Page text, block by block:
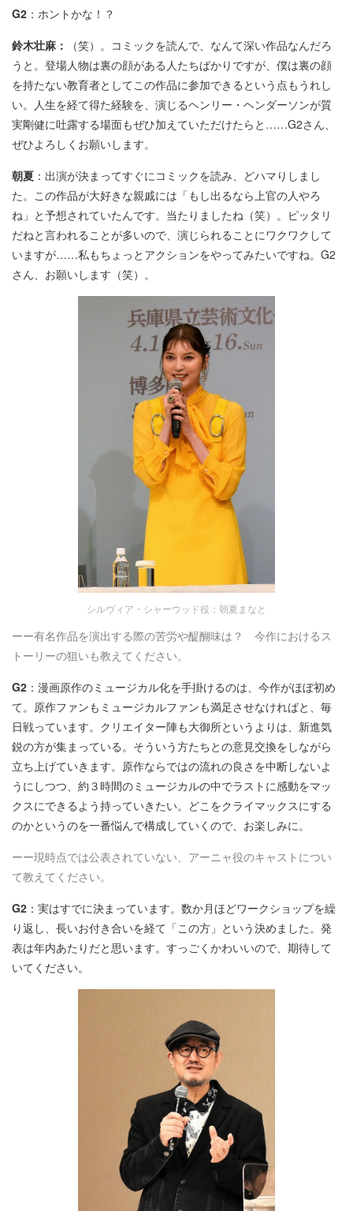
G2 ：ホントかな！？
鈴木壮麻：
（笑）。コミックを読んで、なんて深い作品なんだろ
うと。登場人物は裏の顔がある人たちばかりですが、僕は裏の顔
を持たない教育者としてこの作品に参加できるという点もうれし
い。人生を経て得た経験を、演じるヘンリー・ヘンダーソンが質
実剛健に吐露する場面もぜひ加えていただけたらと……G2さん、
ぜひよろしくお願いします。
朝夏 ：出演が決まってすぐにコミックを読み、どハマりしまし
た。この作品が大好きな親戚には「もし出るなら上官の人やろ
ね」と予想されていたんです。当たりましたね（笑）。ピッタリ
だねと言われることが多いので、演じられることにワクワクして
いますが……私もちょっとアクションをやってみたいですね。G2
さん、お願いします（笑）。
シルヴィア・シャーウッド役：朝夏まなと
ーー有名作品を演出する際の苦労や醍醐味は？ 今作におけるス
トーリーの狙いも教えてください。
G2 ：漫画原作のミュージカル化を手掛けるのは、今作がほぼ初め
て。原作ファンもミュージカルファンも満足させなければと、毎
日戦っています。クリエイター陣も大御所というよりは、新進気
鋭の方が集まっている。そういう方たちとの意見交換をしながら
立ち上げていきます。原作ならではの流れの良さを中断しないよ
うにしつつ、約３時間のミュージカルの中でラストに感動をマッ
クスにできるよう持っていきたい。どこをクライマックスにする
のかというのを一番悩んで構成していくので、お楽しみに。
ーー現時点では公表されていない、アーニャ役のキャストについ
て教えてください。
G2 ：実はすでに決まっています。数か月ほどワークショップを繰
り返し、長いお付き合いを経て「この方」という決めました。発
表は年内あたりだと思います。すっごくかわいいので、期待して
いてください。